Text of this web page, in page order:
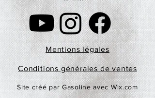
Mentions légales
Conditions générales de ventes
Site créé par Gasoline avec Wix.com